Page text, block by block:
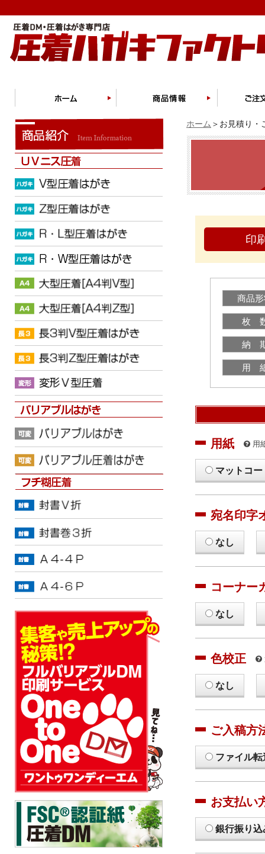
ホーム ＞お見積り・
印
商品
枚
納
用
用紙 用
マットコー
宛名印字
なし
コーナー
なし
色校正
なし
ご入稿方
ファイル
お支払い
銀行振り込